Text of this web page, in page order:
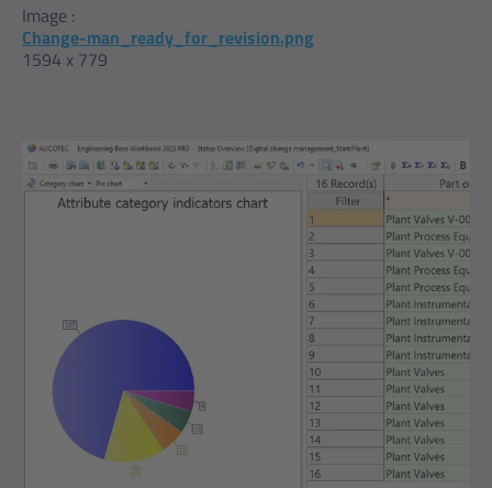
Image :
Change-man_ready_for_revision.png
1594 x 779